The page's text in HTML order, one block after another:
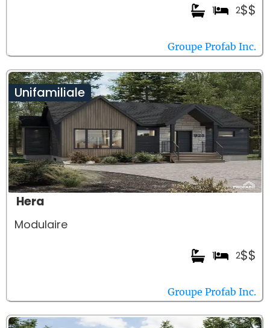
$$
2
1
Groupe Profab Inc.
Unifamiliale
Hera
Modulaire
$$
2
1
Groupe Profab Inc.